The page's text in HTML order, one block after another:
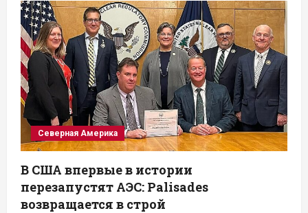
ренессанс:
Париж
и
Брюссель
объединяют
усилия
в
атомной
энергетике
Северная Америка
В США впервые в истории
перезапустят АЭС: Palisades
возвращается в строй